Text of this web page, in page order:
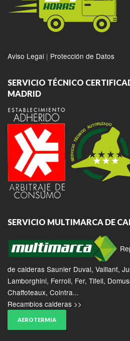
Aviso Legal | Protección de Datos
SERVICIO TÉCNICO
MADRID
SERVICIO MULTIMARCA DE
de calderas Saunier Duval, Vaillant,
Lamborghini, Ferroli, Fer, Tifell,
Chaffoteaux, Cointra...
Recambios calderas >>
AEROTERMIA